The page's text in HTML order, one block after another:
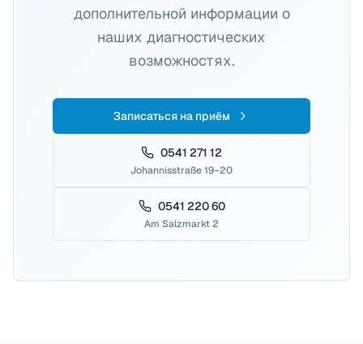
дополнительной информации о
наших диагностических
возможностях.
Записаться на приём
0541 271 12
Johannisstraße 19–20
0541 220 60
Am Salzmarkt 2